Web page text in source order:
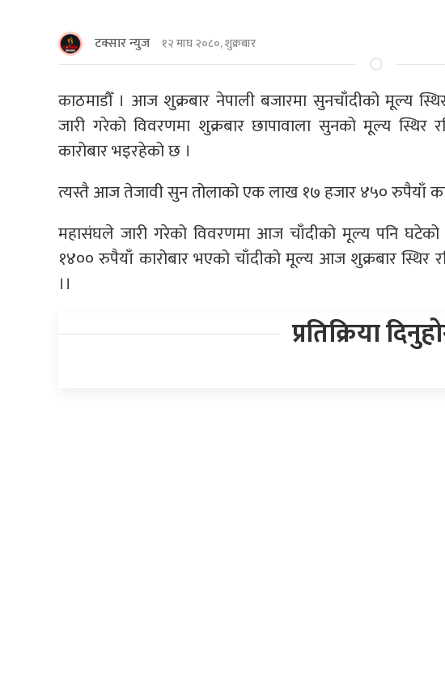
टक्सार न्युज १२ माघ २०८०, शुक्रबार
काठमाडौँ । आज शुक्रबार नेपाली बजारमा सुनचाँदीको मूल्य
जारी गरेको विवरणमा शुक्रबार छापावाला सुनको मूल्य
कारोबार भइरहेको छ ।
त्यस्तै आज तेजावी सुन तोलाको एक लाख १७ हजार ४५० रुपैयाँ
महासंघले जारी गरेको विवरणमा आज चाँदीको मूल्य पनि घटेको
१४०० रुपैयाँ कारोबार भएको चाँदीको मूल्य आज शुक्रबार स्थिर
।।
प्रतिक्रिया